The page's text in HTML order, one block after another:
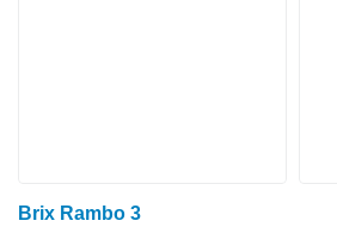
Brix Rambo 3